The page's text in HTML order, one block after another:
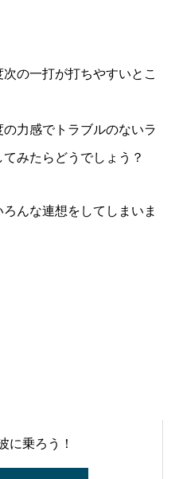
の一打が打ちやすいとこ
力感でトラブルのないラ
みたらどうでしょう？
んな連想をしてしまいま
に乗ろう！